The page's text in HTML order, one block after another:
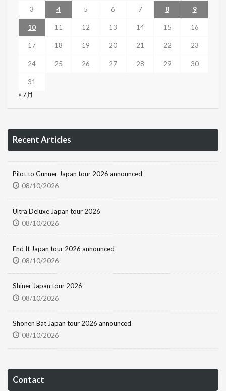
3 4 5 6 7 8 9
10 11 12 13 14 15 16
17 18 19 20 21 22 23
24 25 26 27 28 29 30
31
« 7月
Recent Articles
Pilot to Gunner Japan tour 2026 announced
08/10/2026
Ultra Deluxe Japan tour 2026
08/10/2026
End It Japan tour 2026 announced
08/10/2026
Shiner Japan tour 2026
08/10/2026
Shonen Bat Japan tour 2026 announced
08/10/2026
Contact